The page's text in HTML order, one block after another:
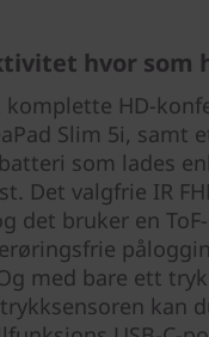
hvor som
komplette HD-
Slim 5i, samt
som lades
Det valgfrie IR
det bruker en
med bare ett
kan